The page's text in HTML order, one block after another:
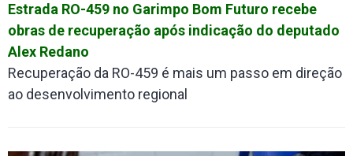
Estrada RO-459 no Garimpo Bom Futuro recebe
obras de recuperação após indicação do deputado
Alex Redano
Recuperação da RO-459 é mais um passo em direção
ao desenvolvimento regional